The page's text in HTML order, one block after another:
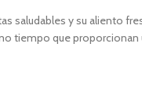
saludables y su aliento
tiempo que proporcionan